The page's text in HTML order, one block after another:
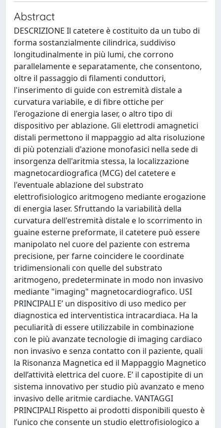
Abstract
DESCRIZIONE Il catetere è costituito da un tubo di
forma sostanzialmente cilindrica, suddiviso
longitudinalmente in più lumi, che corrono
parallelamente e separatamente, che consentono,
oltre il passaggio di filamenti conduttori,
l'inserimento di guide con estremità distale a
curvatura variabile, e di fibre ottiche per
l'erogazione di energia laser, o altro tipo di
dispositivo per ablazione. Gli elettrodi amagnetici
distali permettono il mappaggio ad alta risoluzione
di più potenziali d'azione monofasici nella sede di
insorgenza dell'aritmia stessa, la localizzazione
magnetocardiografica (MCG) del catetere e
l'eventuale ablazione del substrato
elettrofisiologico aritmogeno mediante erogazione
di energia laser. Sfruttando la variabilità della
curvatura dell'estremità distale e lo scorrimento in
guaine esterne preformate, il catetere può essere
manipolato nel cuore del paziente con estrema
precisione, per farne coincidere le coordinate
tridimensionali con quelle del substrato
aritmogeno, predeterminate in modo non invasivo
mediante "imaging" magnetocardiografico. USI
PRINCIPALI E’ un dispositivo di uso medico per
diagnostica ed interventistica intracardiaca. Ha la
peculiarità di essere utilizzabile in combinazione
con le più avanzate tecnologie di imaging cardiaco
non invasivo e senza contatto con il paziente, quali
la Risonanza Magnetica ed il Mappaggio Magnetico
dell’attività elettrica del cuore. E’ il capostipite di un
sistema innovativo per studio più avanzato e meno
invasivo delle aritmie cardiache. VANTAGGI
PRINCIPALI Rispetto ai prodotti disponibili questo è
l’unico che consente un studio elettrofisiologico a